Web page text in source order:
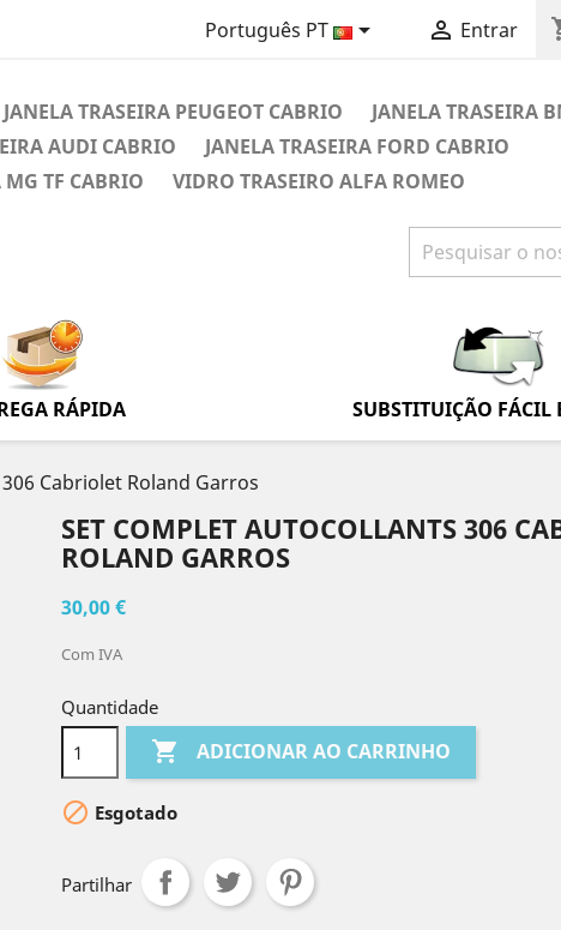
Português PT   Entrar
JANELA TRASEIRA PEUGEOT CABRIO
JANELA TRASEIRA
AUDI CABRIO
JANELA TRASEIRA FORD CABRIO
MG TF CABRIO VIDRO TRASEIRO ALFA ROMEO
RÁPIDA SUBSTITUIÇÃO FÁCIL
Cabriolet Roland Garros
SET COMPLET AUTOCOLLANTS 306
ROLAND GARROS
30,00 €
Com IVA
Quantidade
 ADICIONAR AO CARRINHO
 Esgotado
Partilhar